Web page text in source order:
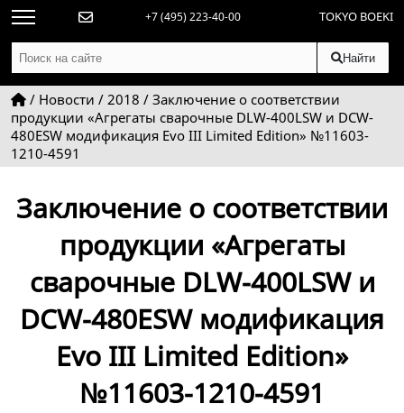
+7 (495) 223-40-00 TOKYO BOEKI
Найти
/ Новости / 2018 / Заключение о соответствии
продукции «Агрегаты сварочные DLW-400LSW и DCW-
480ESW модификация Evo III Limited Edition» №11603-
1210-4591
Заключение о соответствии
продукции «Агрегаты
сварочные DLW-400LSW и
DCW-480ESW модификация
Evo III Limited Edition»
№11603-1210-4591